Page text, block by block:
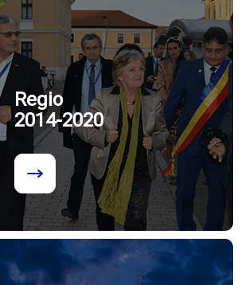
Regio
2014-2020